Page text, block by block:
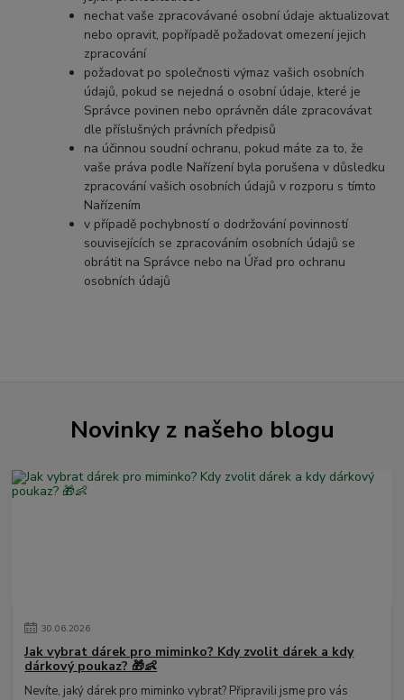
nechat vaše zpracovávané osobní údaje aktualizovat
nebo opravit, popřípadě požadovat omezení jejich
zpracování
požadovat po společnosti výmaz vašich osobních
údajů, pokud se nejedná o osobní údaje, které je
Správce povinen nebo oprávněn dále zpracovávat
dle příslušných právních předpisů
na účinnou soudní ochranu, pokud máte za to, že
vaše práva podle Nařízení byla porušena v důsledku
zpracování vašich osobních údajů v rozporu s tímto
Nařízením
v případě pochybností o dodržování povinností
souvisejících se zpracováním osobních údajů se
obrátit na Správce nebo na Úřad pro ochranu
osobních údajů
Novinky z našeho blogu
30.06.2026
Jak vybrat dárek pro miminko? Kdy zvolit dárek a kdy
dárkový poukaz? 🎁👶
Nevíte, jaký dárek pro miminko vybrat? Připravili jsme pro vás